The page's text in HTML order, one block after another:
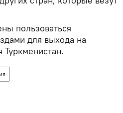
пользоваться
для выхода на